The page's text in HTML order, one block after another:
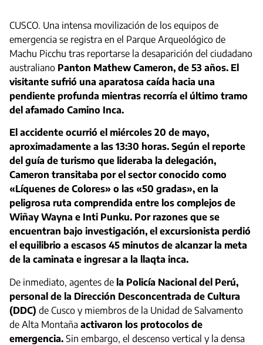
CUSCO. Una intensa movilización de los equipos de
emergencia se registra en el Parque Arqueológico de
Machu Picchu tras reportarse la desaparición del ciudadano
australiano Panton Mathew Cameron, de 53 años. El
visitante sufrió una aparatosa caída hacia una
pendiente profunda mientras recorría el último tramo
del afamado Camino Inca.
El accidente ocurrió el miércoles 20 de mayo,
aproximadamente a las 13:30 horas. Según el reporte
del guía de turismo que lideraba la delegación,
Cameron transitaba por el sector conocido como
«Líquenes de Colores» o las «50 gradas», en la
peligrosa ruta comprendida entre los complejos de
Wiñay Wayna e Inti Punku. Por razones que se
encuentran bajo investigación, el excursionista perdió
el equilibrio a escasos 45 minutos de alcanzar la meta
de la caminata e ingresar a la llaqta inca.
De inmediato, agentes de la Policía Nacional del Perú,
personal de la Dirección Desconcentrada de Cultura
(DDC) de Cusco y miembros de la Unidad de Salvamento
de Alta Montaña activaron los protocolos de
emergencia. Sin embargo, el descenso vertical y la densa